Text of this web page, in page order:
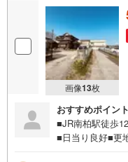
画像13枚
おすすめポイント
■JR南柏駅徒歩
■日当り良好■更